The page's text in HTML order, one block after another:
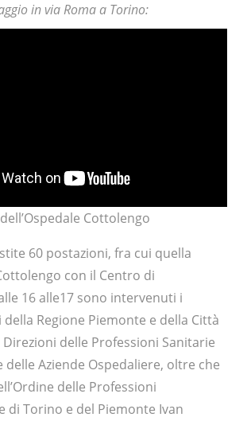
in via Roma a Torino:
Cottolengo
60 postazioni, fra cui quella
con il Centro di
16 alle17 sono intervenuti i
Regione Piemonte e della Città
delle Professioni Sanitarie
delle Aziende Ospedaliere, oltre che
delle Professioni
di Torino e del Piemonte Ivan